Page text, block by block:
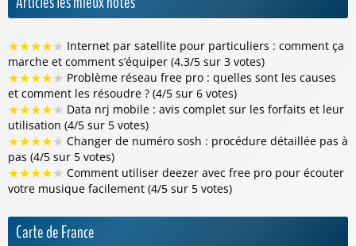
★★★★★ Internet par satellite pour particuliers : comment ça
marche et comment s’équiper (4.3/5 sur 3 votes)
★★★★★ Problème réseau free pro : quelles sont les causes
et comment les résoudre ? (4/5 sur 6 votes)
★★★★★ Data nrj mobile : avis complet sur les forfaits et leur
utilisation (4/5 sur 5 votes)
★★★★★ Changer de numéro sosh : procédure détaillée pas à
pas (4/5 sur 5 votes)
★★★★★ Comment utiliser deezer avec free pro pour écouter
votre musique facilement (4/5 sur 5 votes)
Carte de France